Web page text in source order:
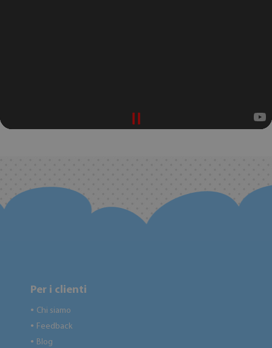
Per i clienti
● Chi siamo
● Feedback
● Blog